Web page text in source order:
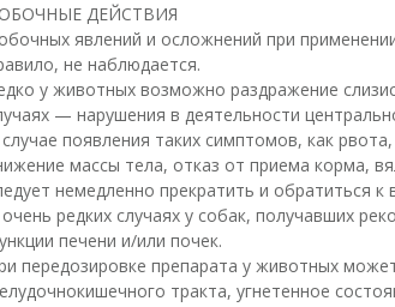
ДЕЙСТВИЯ
явлений и осложнений при
не наблюдается.
у животных возможно раздражение
— нарушения в деятельности
появления таких симптомов, как
массы тела, отказ от приема корма,
немедленно прекратить и обратиться к
редких случаях у собак, получавших
печени и/или почек.
передозировке препарата у животных
тракта, угнетенное